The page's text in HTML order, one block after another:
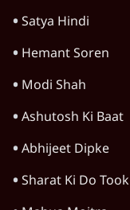
Satya Hindi
Hemant Soren
Modi Shah
Ashutosh Ki Baat
Abhijeet Dipke
Sharat Ki Do Took